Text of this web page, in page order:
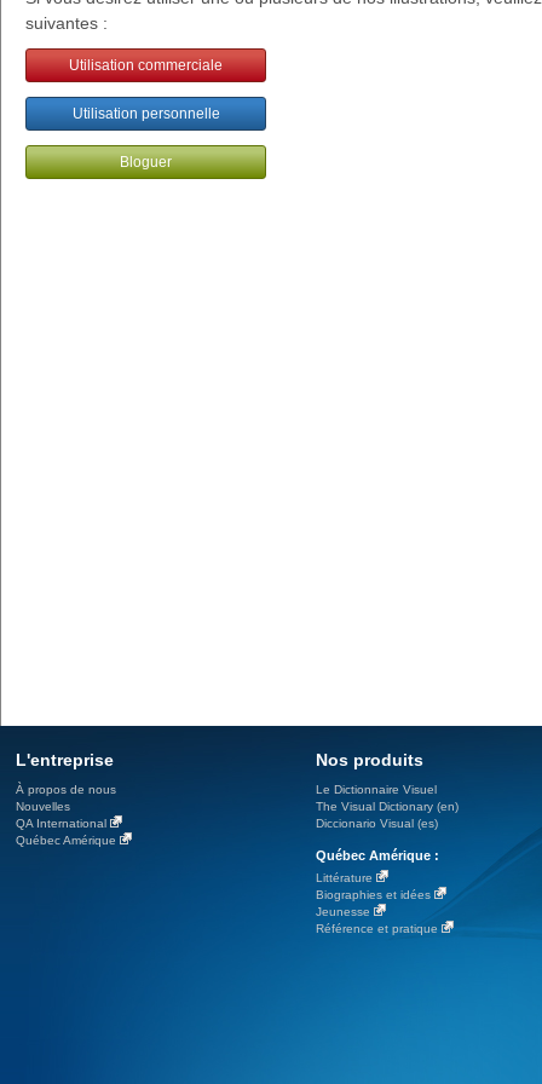
suivantes :
Utilisation commerciale
Utilisation personnelle
Bloguer
L'entreprise
À propos de nous
Nouvelles
QA International
Québec Amérique
Nos produits
Le Dictionnaire Visuel
The Visual Dictionary (en)
Diccionario Visual (es)
Québec Amérique :
Littérature
Biographies et idées
Jeunesse
Référence et pratique